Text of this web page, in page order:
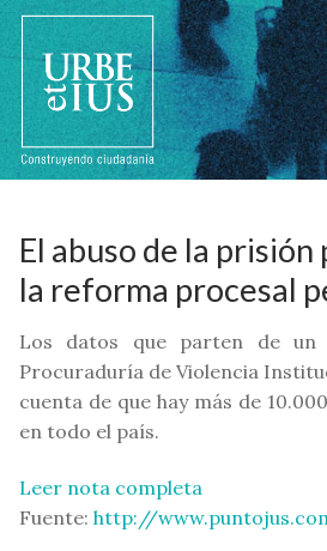
contenido
El abuso de la
la reforma procesal
Los datos que parten de un
Procuraduría de Violencia
cuenta de que hay más de
en todo el país.
Leer nota completa
Fuente: http://